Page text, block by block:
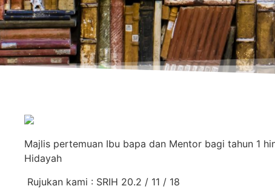
Majlis pertemuan Ibu bapa dan Mentor bagi tahun 1
Hidayah
Rujukan kami : SRIH 20.2 / 11 / 18